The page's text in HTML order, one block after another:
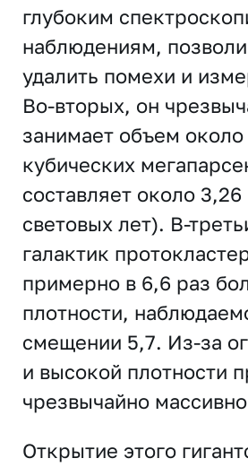
глубоким
наблюдениям,
удалить помехи и
Во-вторых, он
занимает объем
кубических
составляет около
световых лет). В-
галактик
примерно в 6,6 раз
плотности,
смещении 5,7. Из-за
и высокой плотности
чрезвычайно
Открытие этого